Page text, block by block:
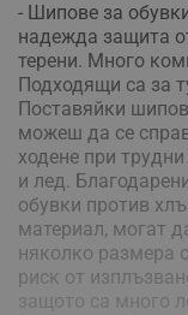
- Шипове за
надежда защита
терени. Много
Подходящи са за
Поставяйки
можеш да се
ходене при
и лед.
обувки против
материал, могат
няколко размера
риск от
защото са много